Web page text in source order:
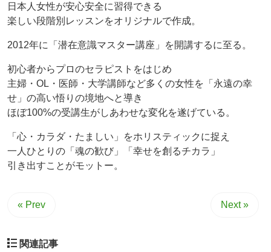
日本人女性が安心安全に習得できる
楽しい段階別レッスンをオリジナルで作成。
2012年に「潜在意識マスター講座」を開講するに至る。
初心者からプロのセラピストをはじめ
主婦・OL・医師・大学講師など多くの女性を「永遠の幸
せ」の高い悟りの境地へと導き
ほぼ100%の受講生がしあわせな変化を遂げている。
「心・カラダ・たましい」をホリスティックに捉え
一人ひとりの「魂の歓び」「幸せを創るチカラ」
引き出すことがモットー。
« Prev Next »
関連記事